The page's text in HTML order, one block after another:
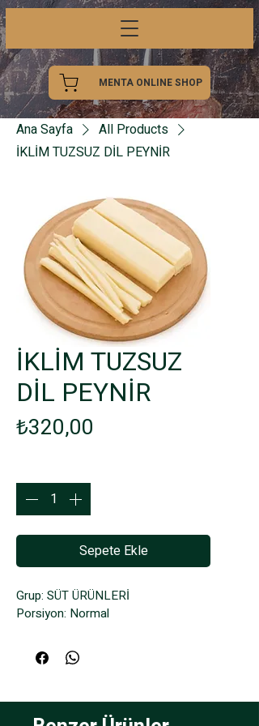
MENTA ONLINE SHOP
Ana Sayfa
All Products
İKLİM TUZSUZ DİL PEYNİR
İKLİM TUZSUZ
DİL PEYNİR
₺320,00
Sepete Ekle
Grup: SÜT ÜRÜNLERİ
Porsiyon: Normal